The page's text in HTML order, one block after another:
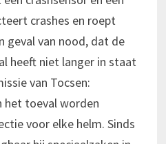
crashes en roept
geval van nood, dat de
heeft niet langer in staat
van Tocsen:
het toeval worden
voor elke helm. Sinds